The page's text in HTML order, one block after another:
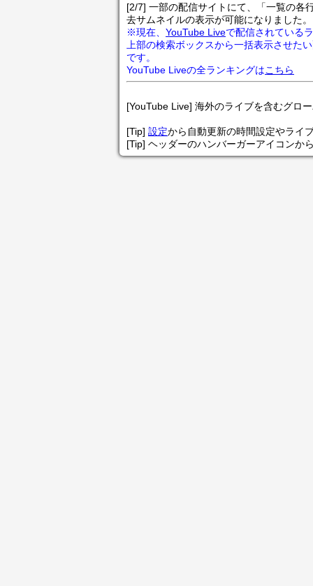
[2/7] 一部の配信サイトにて、「一覧の各
去サムネイルの表示が可能になりました。
※現在、 YouTube Liveで配信されている
上部の検索ボックスから一括表示させた
です。
YouTube Liveの全ランキングはこちら
[YouTube Live] 海外のライブを含むグロ
[Tip] 設定から自動更新の時間設定やライ
[Tip] ヘッダーのハンバーガーアイコンか